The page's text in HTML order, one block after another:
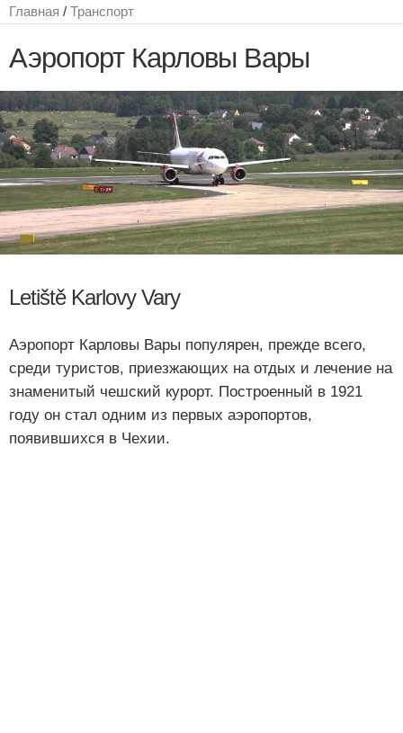
Главная / Транспорт
Аэропорт Карловы Вары
Letiště Karlovy Vary
Аэропорт Карловы Вары популярен, прежде всего,
среди туристов, приезжающих на отдых и лечение на
знаменитый чешский курорт. Построенный в 1921
году он стал одним из первых аэропортов,
появившихся в Чехии.